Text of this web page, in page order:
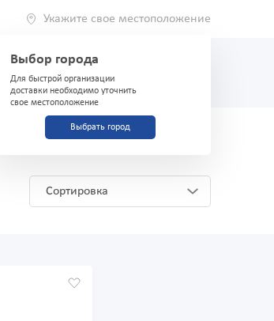
Укажите свое местоположение
Выбор города
Для быстрой организации
доставки необходимо уточнить
свое местоположение
Выбрать город
(71) 200-03-03
Сортировка